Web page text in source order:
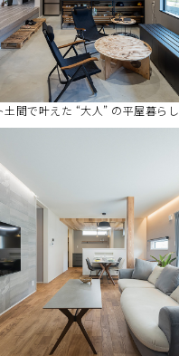
土間で叶えた “大人” の平屋暮らし